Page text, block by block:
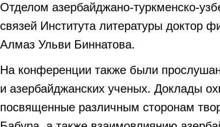
Отделом азербайджано-туркменско-
связей Института литературы доктор
Алмаз Ульви Биннатова.
На конференции также были
и азербайджанских ученых. Доклады
посвященные различным сторонам